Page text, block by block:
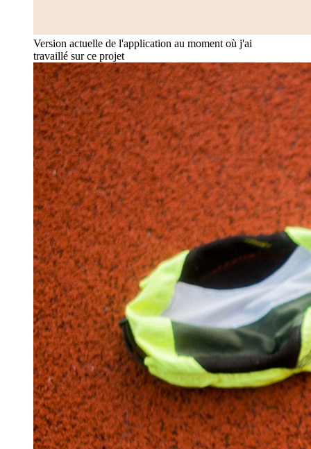
Version actuelle de l'application au moment où j'ai
travaillé sur ce projet